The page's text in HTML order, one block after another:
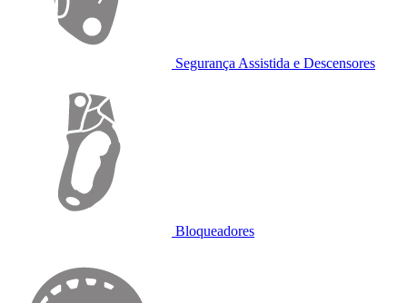
Segurança Assistida e Descensores
Bloqueadores